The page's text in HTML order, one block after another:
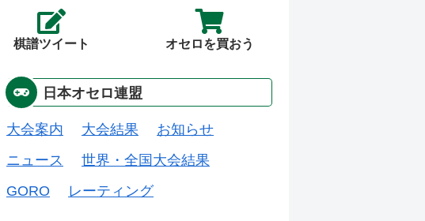
棋譜ツイート オセロを買おう
日本オセロ連盟
大会案内 大会結果
お知らせ
ニュース
世界・全国大会結果
GORO
レーティング